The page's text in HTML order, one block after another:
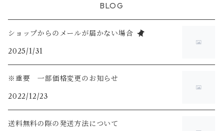
ラブライドライト
BLOG
ショップからのメールが届かない場合
2025/1/31
※重要 一部価格変更のお知らせ
2022/12/23
送料無料の際の発送方法について